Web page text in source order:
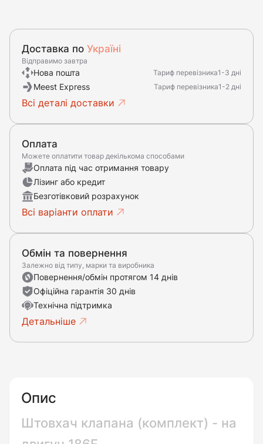
Доставка по Україні
Відправимо завтра
Нова пошта Тариф перевізника1-3 дні
Meest Express Тариф перевізника1-2 дні
Всі деталі доставки
Оплата
Можете оплатити товар декількома способами
Оплата під час отримання товару
Лізинг або кредит
Безготівковий розрахунок
Всі варіанти оплати
Обмін та повернення
Залежно від типу, марки та виробника
Повернення/обмін протягом 14 днів
Офіційна гарантія 30 днів
Технічна підтримка
Детальніше
Опис
Штовхач клапана (комплект) - на